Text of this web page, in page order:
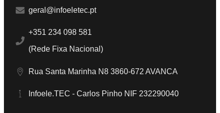
geral@infoeletec.pt
+351 234 098 581
(Rede Fixa Nacional)
Rua Santa Marinha N8 3860-672 AVANCA
Infoele.TEC - Carlos Pinho NIF 232290040